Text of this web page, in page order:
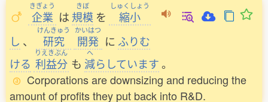
きぎょう
企業 は
きぼ
規模 を
しゅくしょう
縮小
し 、
けんきゅう
研究
かいはつ
開発 に ふりむ
ける
りえきぶん
利益分 も
へ
減らしています。
Corporations are downsizing and reducing the
amount of profits they put back into R&D.